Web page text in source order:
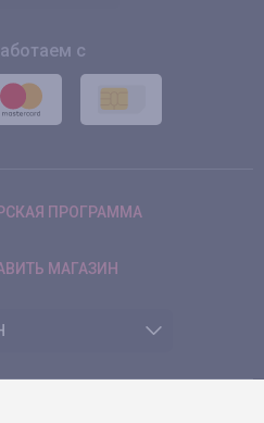
с
ПРОГРАММА
МАГАЗИН